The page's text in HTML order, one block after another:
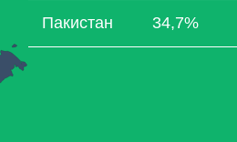
Пакистан 34,7%